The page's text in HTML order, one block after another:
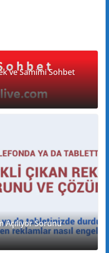
ve Samimi Sohbet
Açılıyor Sorunu